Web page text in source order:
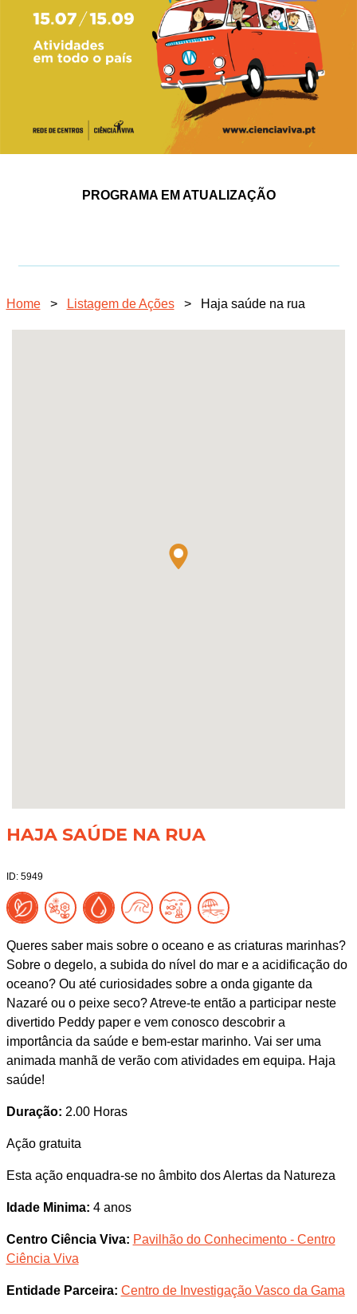
PROGRAMA EM ATUALIZAÇÃO
Home > Listagem de Ações > Haja saúde na rua
HAJA SAÚDE NA RUA
ID: 5949
Queres saber mais sobre o oceano e as criaturas marinhas?
Sobre o degelo, a subida do nível do mar e a acidificação do
oceano? Ou até curiosidades sobre a onda gigante da
Nazaré ou o peixe seco? Atreve-te então a participar neste
divertido Peddy paper e vem conosco descobrir a
importância da saúde e bem-estar marinho. Vai ser uma
animada manhã de verão com atividades em equipa. Haja
saúde!
Duração: 2.00 Horas
Ação gratuita
Esta ação enquadra-se no âmbito dos Alertas da Natureza
Idade Minima: 4 anos
Centro Ciência Viva: Pavilhão do Conhecimento - Centro
Ciência Viva
Entidade Parceira: Centro de Investigação Vasco da Gama